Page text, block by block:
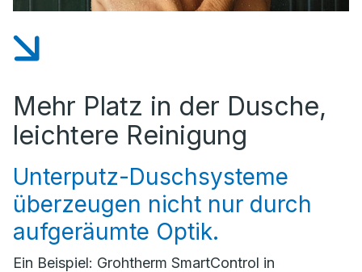
Mehr Platz in der Dusche,
leichtere Reinigung
Unterputz-Duschsysteme
überzeugen nicht nur durch
aufgeräumte Optik.
Ein Beispiel: Grohtherm SmartControl in